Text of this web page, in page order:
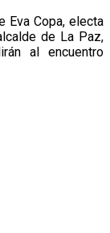
Eva Copa, electa
de La Paz,
al encuentro